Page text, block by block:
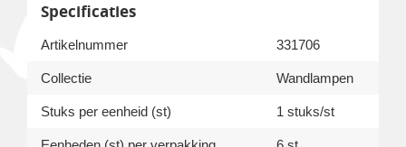
Specificaties
Artikelnummer 331706
Collectie Wandlampen
Stuks per eenheid (st) 1 stuks/st